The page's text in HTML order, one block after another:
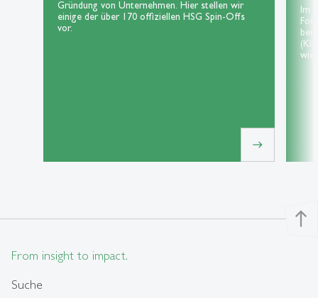
Gründung von Unternehmen. Hier stellen wir
einige der über 170 offiziellen HSG Spin-Offs
vor.
east
Im
bei
(KI)
wie
north
From insight to impact.
Suche